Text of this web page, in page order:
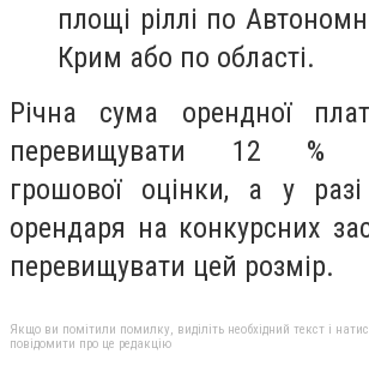
площі ріллі по
Крим або по області.
Річна сума орендної
перевищувати 12 %
грошової оцінки, а у
орендаря на конкурсних
перевищувати цей розмір.
Якщо ви помітили помилку, виділіть необхідний текст і
повідомити про це редакцію